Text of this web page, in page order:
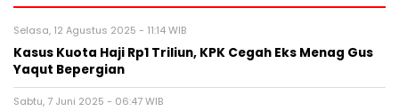
PERUSAHAAN INDUK MAGLIANO,
SEBAGAI LANGKAH KEDUA DALAM
MEMBANGUN PLATFORM MEREK MEWAH ITALIA BARU
Jumat, 7 Agu 2026 - 09:32 WIB
Pers Rilis